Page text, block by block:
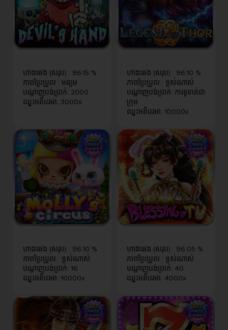
ហាងឆេង (សរុប) : 96.15 %
ភាពប្រែប្រួល : មធ្យម
បណ្តាញបង់ប្រាក់: 2000
ឈ្នះអតិបរមា : 3000x
ហាងឆេង (សរុប) : 96.10 %
ភាពប្រែប្រួល : ខ្ពស់​ណាស់
បណ្តាញបង់ប្រាក់: ការទូទាត់ជា
ក្រុម
ឈ្នះអតិបរមា : 10000x
ហាងឆេង (សរុប) : 96.10 %
ភាពប្រែប្រួល : ខ្ពស់​ណាស់
បណ្តាញបង់ប្រាក់: 16
ឈ្នះអតិបរមា : 10000x
ហាងឆេង (សរុប) : 96.05 %
ភាពប្រែប្រួល : ខ្ពស់​ណាស់
បណ្តាញបង់ប្រាក់: 40
ឈ្នះអតិបរមា : 4000x